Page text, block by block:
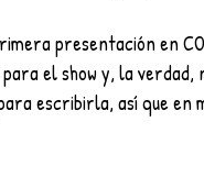
presentación en
el show y, la
escribirla, así que en